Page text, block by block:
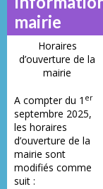
mairie
Horaires
d’ouverture de la
mairie
A compter du 1 er
septembre 2025,
les horaires
d’ouverture de la
mairie sont
modifiés comme
suit :